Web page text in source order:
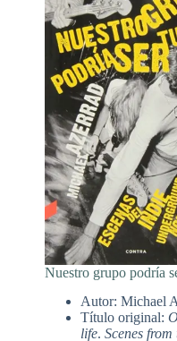
Nuestro grupo podría
Autor: Michael
Título original:
life. Scenes